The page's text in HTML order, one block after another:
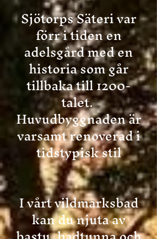
Sjötorps Säteri var
förr i tiden en
adelsgård med en
historia som går
tillbaka till 1200-
talet.
Huvudbyggnaden är
varsamt renoverad i
tidstypisk stil
I vårt vildmarksbad
kan du njuta av